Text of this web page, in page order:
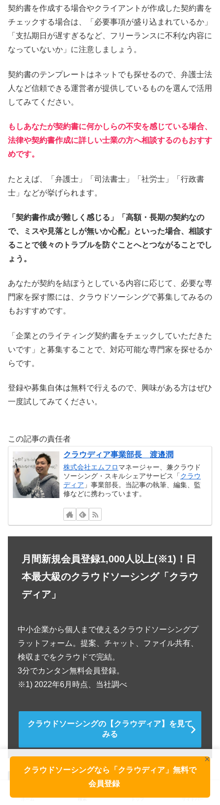
契約書を作成する場合やクライアントが作成した契約書を
チェックする場合は、「必要事項が盛り込まれているか」
「支払期日が遅すぎるなど、フリーランスに不利な内容に
なっていないか」に注意しましょう。
契約書のテンプレートはネットでも探せるので、弁護士法
人など信頼できる運営者が提供しているものを選んで活用
してみてください。
もしあなたが契約書に何かしらの不安を感じている場合、
法律や契約書作成に詳しい士業の方へ相談するのもおすす
めです。
たとえば、「弁護士」「司法書士」「社労士」「行政書
士」などが挙げられます。
「契約書作成が難しく感じる」「高額・長期の契約なの
で、ミスや見落としが無いか心配」といった場合、相談す
ることで後々のトラブルを防ぐことへとつながることでし
ょう。
あなたが契約を結ぼうとしている内容に応じて、必要な専
門家を探す際には、クラウドソーシングで募集してみるの
もおすすめです。
「企業とのライティング契約書をチェックしていただきた
いです」と募集することで、対応可能な専門家を探せるか
らです。
登録や募集自体は無料で行えるので、興味がある方はぜひ
一度試してみてください。
この記事の責任者
クラウディア事業部長 渡邉潤
株式会社エムフロマネージャー、兼クラウド
ソーシング・スキルシェアサービス「クラウ
ディア 」事業部長。当記事の執筆、編集、監
修などに携わっています。
月間新規会員登録1,000人以上(※1)！日
本最大級のクラウドソーシング「クラウ
ディア」
中小企業から個人まで使えるクラウドソーシングプ
ラットフォーム。提案、チャット、ファイル共有、
検収までをクラウドで完結。
3分でカンタン無料会員登録。
※1) 2022年6月時点、当社調べ
クラウドソーシングの【クラウディア】を見て
みる
シェアする
ホーム 検索 トップ サイドバー
×
クラウドソーシングなら「クラウディア」無料で
会員登録